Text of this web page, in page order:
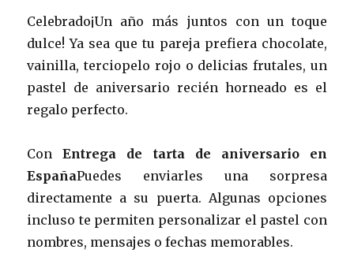
Celebrado¡Un año más juntos con un toque
dulce! Ya sea que tu pareja prefiera chocolate,
vainilla, terciopelo rojo o delicias frutales, un
pastel de aniversario recién horneado es el
regalo perfecto.
ConEntrega de tarta de aniversario en
EspañaPuedes enviarles una sorpresa
directamente a su puerta. Algunas opciones
incluso te permiten personalizar el pastel con
nombres, mensajes o fechas memorables.